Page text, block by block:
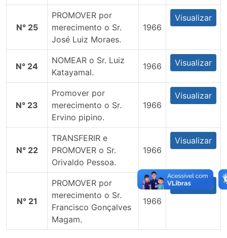
N° 25
PROMOVER por
merecimento o Sr.
José Luiz Moraes.
1966
Visualizar
N° 24
NOMEAR o Sr. Luiz
Katayamal.
1966 Visualizar
N° 23
Promover por
merecimento o Sr.
Ervino pipino.
1966
Visualizar
N° 22
TRANSFERIR e
PROMOVER o Sr.
Orivaldo Pessoa.
1966
Visualizar
N° 21
PROMOVER por
merecimento o Sr.
Francisco Gonçalves
Magam.
1966
Visualizar